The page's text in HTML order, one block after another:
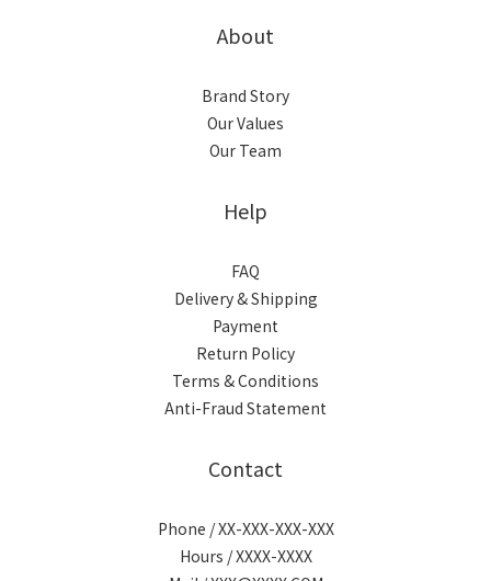
About
Brand Story
Our Values
Our Team
Help
FAQ
Delivery & Shipping
Payment
Return Policy
Terms & Conditions
Anti-Fraud Statement
Contact
Phone / XX-XXX-XXX-XXX
Hours / XXXX-XXXX